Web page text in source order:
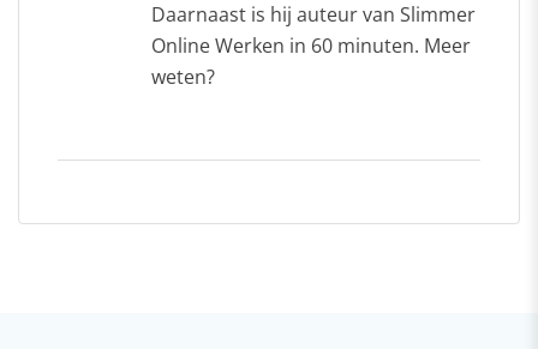
Daarnaast is hij auteur van Slimmer
Online Werken in 60 minuten. Meer
weten?